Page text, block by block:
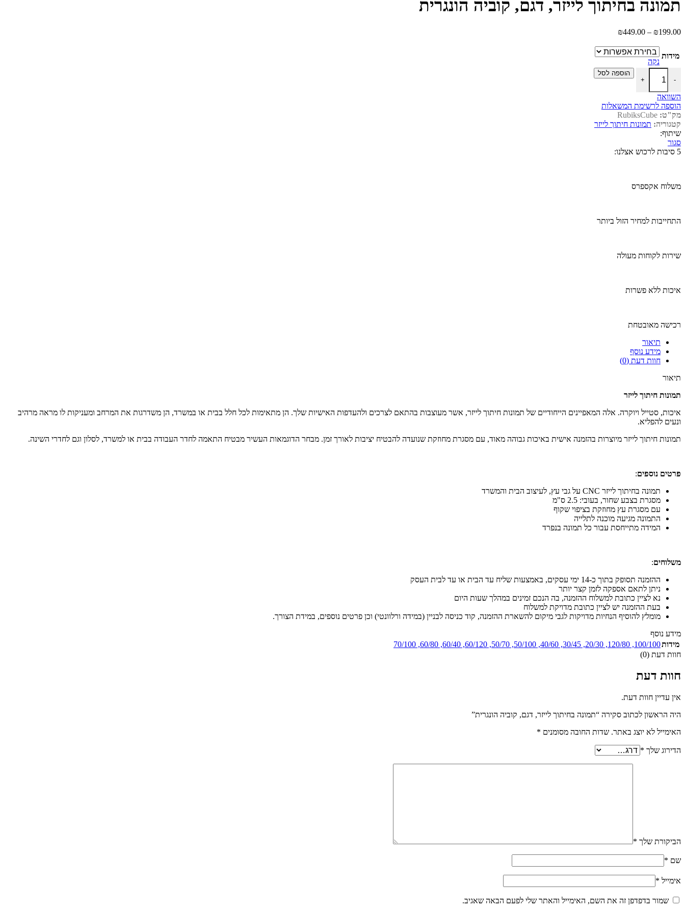
עד
תמונה בחיתוך לייזר, דגם, קוביה הונגרית
₪199.00
–
₪449.00
עד
מידות
נקה
-
כמות של תמונה בחיתוך לייזר, דגם, קוביה הונגרית
+
הוספה לסל
השוואה
הוספה לרשימת המשאלות
מק"ט: ‎RubiksCube
קטגוריה: תמונות חיתוך לייזר
שיתוף:
סגור
5 סיבות לרכוש אצלנו:
משלוח אקספרס
התחייבות למחיר הזול ביותר
שירות לקוחות מעולה
איכות ללא פשרות
רכישה מאובטחת
תיאור
מידע נוסף
חוות דעת (0)
תיאור
תמונות חיתוך לייזר
איכות, סטייל ויוקרה. אלה המאפיינים הייחודיים של תמונות חיתוך לייזר, אשר מעוצבות בהתאם לצרכים ולהעדפות האישיות שלך. הן מתאימות לכל חלל בבית או במשרד, הן משדרגות את המרחב ומעניקות לו מראה מרהיב
ונעים להפליא.
תמונות חיתוך לייזר מיוצרות בהזמנה אישית באיכות גבוהה מאוד, עם מסגרת מחוזקת שנועדה להבטיח יציבות לאורך זמן. מבחר הדוגמאות העשיר מבטיח התאמה לחדר העבודה בבית או למשרד, לסלון וגם לחדרי השינה.
פרטים נוספים:
תמונה בחיתוך לייזר CNC על גבי עץ, לעיצוב הבית והמשרד
מסגרת בצבע שחור, בעובי: 2.5 ס"מ
עם מסגרת עץ מחוזקת בציפוי שקוף
התמונה מגיעה מוכנה לתלייה
המידה מתייחסת עבור כל תמונה בנפרד
משלוחים:
ההזמנה תסופק בתוך כ-14 ימי עסקים, באמצעות שליח עד הבית או עד לבית העסק
ניתן לתאם אספקה לזמן קצר יותר
נא לציין כתובת למשלוח ההזמנה, בה הנכם זמינים במהלך שעות היום
בעת ההזמנה יש לציין כתובת מדויקת למשלוח
מומלץ להוסיף הנחיות מדויקות לגבי מיקום להשארת ההזמנה, קוד כניסה לבניין (במידה ורלוונטי) וכן פרטים נוספים, במידת הצורך.
מידע נוסף
מידות100/100
,
120/80
,
20/30
,
30/45
,
40/60
,
50/100
,
50/70
,
60/120
,
60/40
,
60/80
,
70/100
חוות דעת (0)
חוות דעת
אין עדיין חוות דעת.
היה הראשון לכתוב סקירה “תמונה בחיתוך לייזר, דגם, קוביה הונגרית”
האימייל לא יוצג באתר. שדות החובה מסומנים *
הדירוג שלך *
הביקורת שלך *
שם *
אימייל *
שמור בדפדפן זה את השם, האימייל והאתר שלי לפעם הבאה שאגיב.